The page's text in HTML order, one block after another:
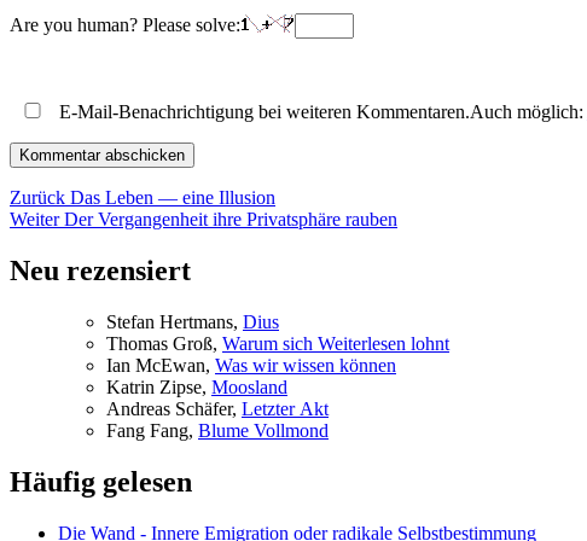
Are you human? Please solve:
E-Mail-Benachrichtigung bei weiteren Kommentaren.Auch möglich:
Beitragsnavigation
Zurück Vorheriger
Beitrag:
Das Leben — eine Illusion
Weiter Nächster
Der Vergangenheit ihre Privatsphäre rauben
Neu rezensiert
Ste­fan Hertmans, Di­us
Tho­mas Groß, War­um sich Wei­ter­le­sen lohnt
Ian McE­wan, Was wir wis­sen können
Kat­rin Zip­se, Moos­land
An­dre­as Schä­fer, Letz­ter Akt
Fang Fang, Blu­me Vollmond
Häufig gelesen
Die Wand - Innere Emigration oder radikale Selbstbestimmung